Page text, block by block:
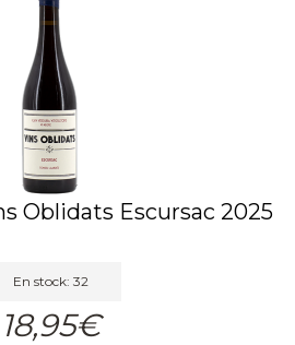
Oblidats Escursac 2025
En stock: 32
18,95€